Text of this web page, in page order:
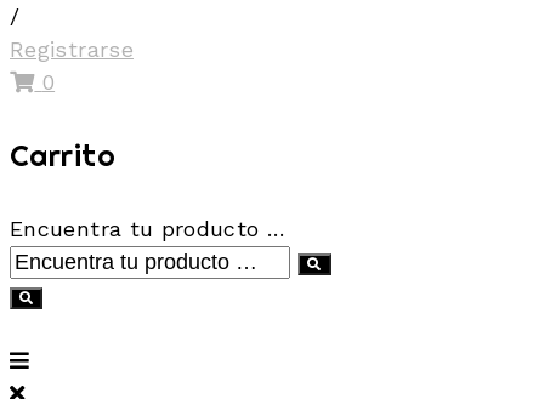
/
Registrarse
0
Carrito
Encuentra tu producto …